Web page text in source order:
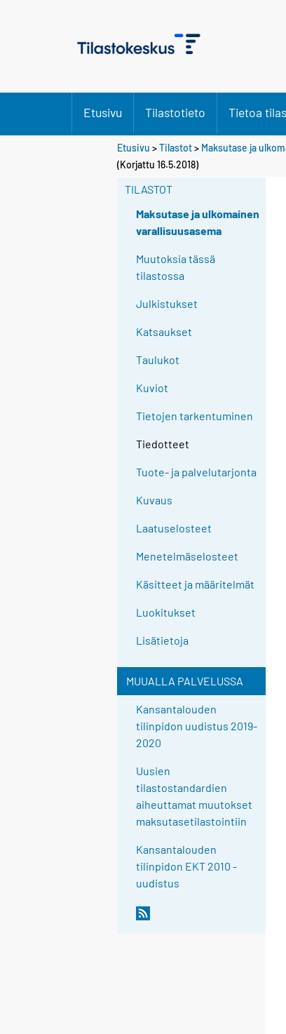
Etusivu Tilastotieto Tietoa
Etusivu >Tilastot> Maksutase ja
(Korjattu 16.5.2018)
TILASTOT
Maksutase ja ulkomainen
varallisuusasema
Muutoksia tässä
tilastossa
Julkistukset
Katsaukset
Taulukot
Kuviot
Tietojen tarkentuminen
Tiedotteet
Tuote- ja palvelutarjonta
Kuvaus
Laatuselosteet
Menetelmäselosteet
Käsitteet ja määritelmät
Luokitukset
Lisätietoja
MUUALLA PALVELUSSA
Kansantalouden
tilinpidon uudistus 2019-
2020
Uusien
tilastostandardien
aiheuttamat muutokset
maksutasetilastointiin
Kansantalouden
tilinpidon EKT 2010 -
uudistus